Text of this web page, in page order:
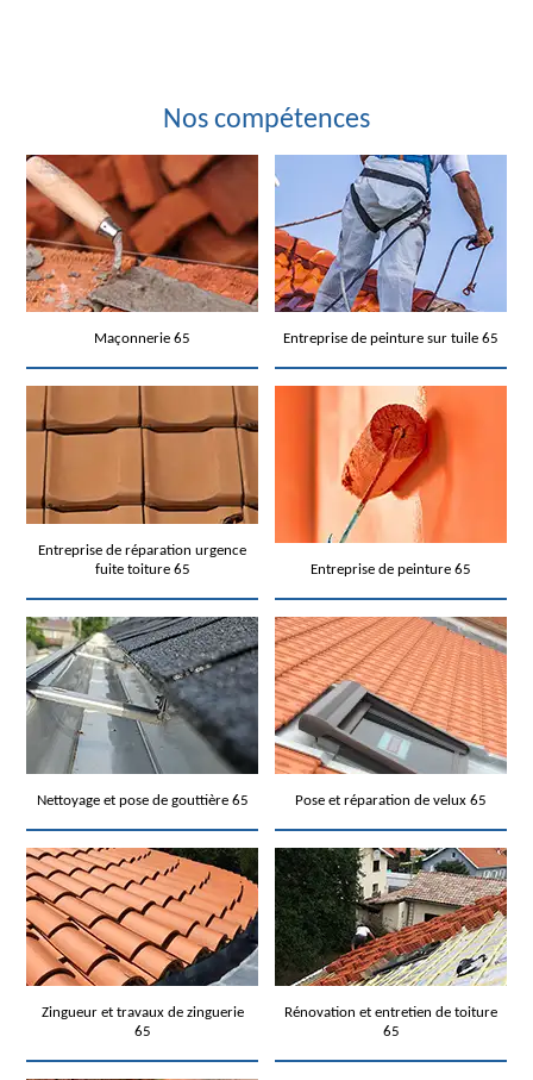
Nos compétences
Maçonnerie 65 Entreprise de peinture sur tuile 65
Entreprise de réparation urgence
fuite toiture 65
Entreprise de peinture 65
Nettoyage et pose de gouttière 65 Pose et réparation de velux 65
Zingueur et travaux de zinguerie
65
Rénovation et entretien de toiture
65